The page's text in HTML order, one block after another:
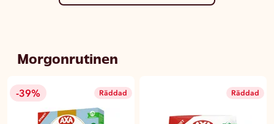
Morgonrutinen
-39% Räddad Räddad